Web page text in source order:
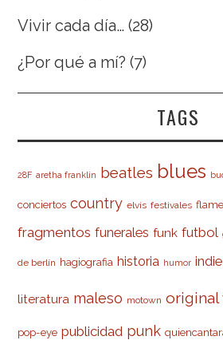
Vivir cada día… (28)
¿Por qué a mí? (7)
TAGS
28F aretha franklin beatles blues
conciertos country elvis festivales
fragmentos funerales funk futbol
de berlín hagiografia historia humor indie
literatura maleso motown original
pop-eye publicidad punk